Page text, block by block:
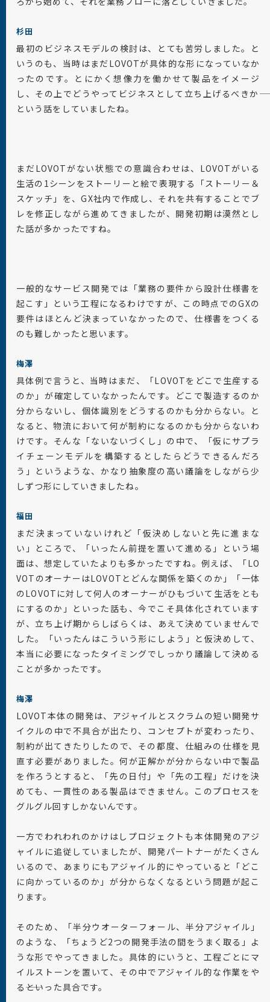
杉田
最初のビジネスモデルの検討は、とても苦労しました。と
いうのも、当時はまだLOVOTが具体的な形になっていなか
ったのです。とにかく想像力を働かせて製品をイメージ
し、その上でどうやってビジネスとして立ち上げるべきか――
という話をしていましたね。
まだLOVOTがない状態での意識合わせは、LOVOTがいる
生活の1シーンをストーリーと絵で表現する「ストーリー＆
スケッチ」を、GX社内で作成し、それを共有することでブ
レを修正しながら進めてきましたが、開発初期は漠然とし
た話が多かったですね。
一般的なサービス開発では「業務の要件から設計仕様書を
起こす」という工程になるわけですが、この時点でのGXの
要件はほとんど決まっていなかったので、仕様書をつくる
のも難しかったと思います。
梅澤
具体例で言うと、当時はまだ、「LOVOTをどこで生産する
のか」が確定していなかったんです。どこで製造するのか
分からないし、個体識別をどうするのかも分からない。と
なると、物流において何が制約になるのかも分からないわ
けです。そんな「ないないづくし」の中で、「仮にサプラ
イチェーンモデルを構築するとしたらどうできるんだろ
う」というような、かなり抽象度の高い議論をしながら少
しずつ形にしていきましたね。
福田
まだ決まっていないけれど「仮決めしないと先に進まな
い」ところで、「いったん前提を置いて進める」という場
面は、想定していたよりも多かったですね。例えば、「LO
VOTのオーナーはLOVOTとどんな関係を築くのか」「一体
のLOVOTに対して何人のオーナーがひもづいて生活をとも
にするのか」といった話も、今でこそ具体化されています
が、立ち上げ期からしばらくは、あえて決めていませんで
した。「いったんはこういう形にしよう」と仮決めして、
本当に必要になったタイミングでしっかり議論して決める
ことが多かったです。
梅澤
LOVOT本体の開発は、アジャイルとスクラムの短い開発サ
イクルの中で不具合が出たり、コンセプトが変わったり、
制約が出てきたりしたので、その都度、仕組みの仕様を見
直す必要がありました。何が正解かが分からない中で製品
を作ろうとすると、「先の日付」や「先の工程」だけを決
めても、一貫性のある製品はできません。このプロセスを
グルグル回すしかないんです。
一方でわれわれのかけはしプロジェクトも本体開発のアジ
ャイルに追従していましたが、開発パートナーがたくさん
いるので、あまりにもアジャイル的にやっていると「どこ
に向かっているのか」が分からなくなるという問題が起こ
ります。
そのため、「半分ウオーターフォール、半分アジャイル」
のような、「ちょうど2つの開発手法の間をうまく取る」よ
うな形でやってきました。具体的にいうと、工程ごとにマ
イルストーンを置いて、その中でアジャイル的な作業をや
る――といった具合です。